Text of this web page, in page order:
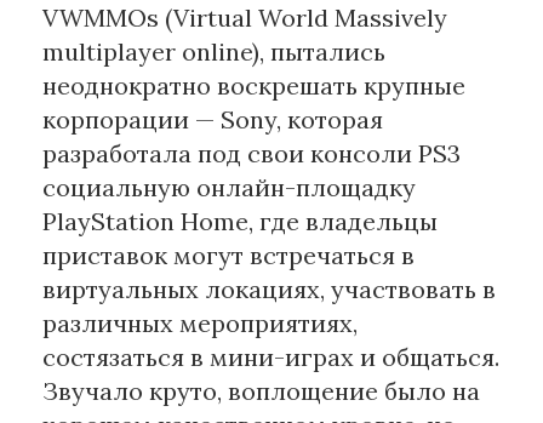
VWMMOs (Virtual World Massively
multiplayer online), пытались
неоднократно воскрешать крупные
корпорации — Sony, которая
разработала под свои консоли PS3
социальную онлайн-площадку
PlayStation Home, где владельцы
приставок могут встречаться в
виртуальных локациях, участвовать в
различных мероприятиях,
состязаться в мини-играх и общаться.
Звучало круто, воплощение было на